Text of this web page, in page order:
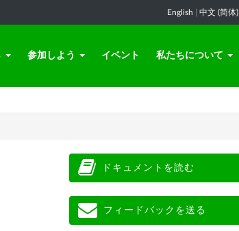
English 中文 (简体)
参加しよう イベント 私たちについて
ドキュメントを読む
フィードバックを送る